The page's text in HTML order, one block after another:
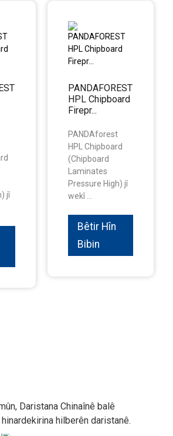
jî
PANDAFOREST
HPL Chipboard
Firepr...
PANDAforest
HPL Chipboard
(Chipboard
Laminates
Pressure High) jî
wekî ...
Bêtir Hîn
Bibin
Daristana Chinaînê balê
hilberên daristanê.